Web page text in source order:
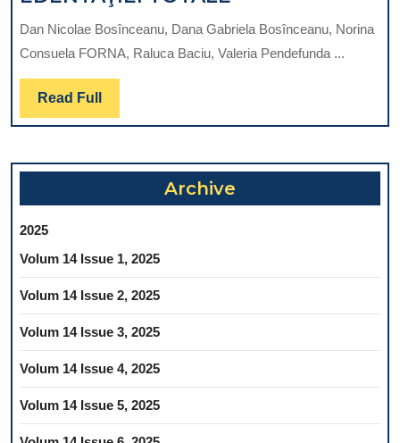
POSIBILE
CE
SURVIN
ETAPELOR
CLINICE
DE
TRATAMENT
EDENTAŢIEI
Dan Nicolae Bosînceanu, Dana Gabriela Bosînceanu, Norina
Consuela FORNA, Raluca Baciu, Valeria Pendefunda ...
Read Full Read
Full
Archive
2025
Volum 14 Issue 1, 2025
Volum 14 Issue 2, 2025
Volum 14 Issue 3, 2025
Volum 14 Issue 4, 2025
Volum 14 Issue 5, 2025